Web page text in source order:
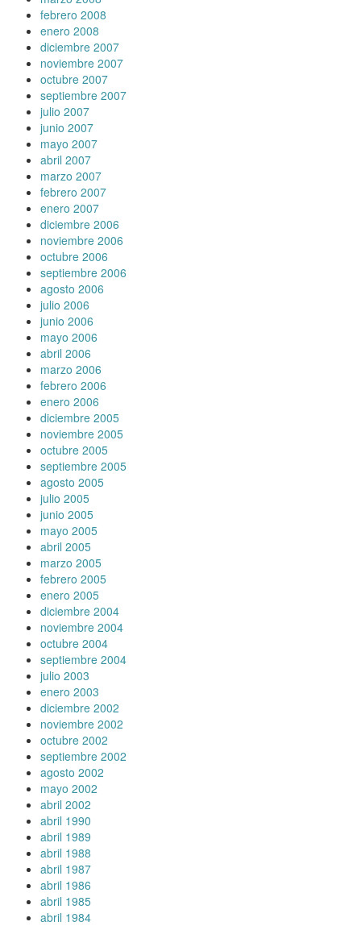
febrero 2008
enero 2008
diciembre 2007
noviembre 2007
octubre 2007
septiembre 2007
julio 2007
junio 2007
mayo 2007
abril 2007
marzo 2007
febrero 2007
enero 2007
diciembre 2006
noviembre 2006
octubre 2006
septiembre 2006
agosto 2006
julio 2006
junio 2006
mayo 2006
abril 2006
marzo 2006
febrero 2006
enero 2006
diciembre 2005
noviembre 2005
octubre 2005
septiembre 2005
agosto 2005
julio 2005
junio 2005
mayo 2005
abril 2005
marzo 2005
febrero 2005
enero 2005
diciembre 2004
noviembre 2004
octubre 2004
septiembre 2004
julio 2003
enero 2003
diciembre 2002
noviembre 2002
octubre 2002
septiembre 2002
agosto 2002
mayo 2002
abril 2002
abril 1990
abril 1989
abril 1988
abril 1987
abril 1986
abril 1985
abril 1984